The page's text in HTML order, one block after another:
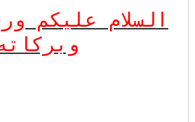
السلام عليكم